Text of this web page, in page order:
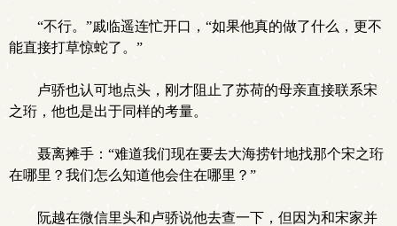
“不行。”戚临遥连忙开口，“如果他真的做了什么，更不
能直接打草惊蛇了。”
卢骄也认可地点头，刚才阻止了苏荷的母亲直接联系宋
之珩，他也是出于同样的考量。
聂离摊手：“难道我们现在要去大海捞针地找那个宋之珩
在哪里？我们怎么知道他会住在哪里？”
阮越在微信里头和卢骄说他去查一下，但因为和宋家并